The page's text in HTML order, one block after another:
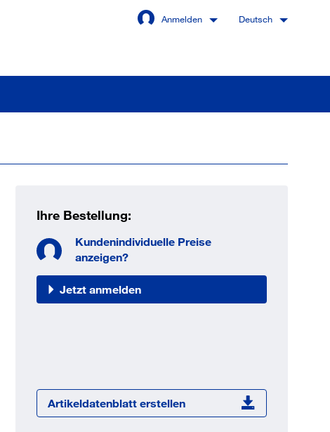
Anmelden
Angemeldet bleiben
Sie sind noch kein Kunde
OCI Schnittstelle zu lhrer
Warenwirtschaft
Deutsch
Ihre Bestellung:
Kundenindividuelle Preise
anzeigen?
Jetzt anmelden
Artikeldatenblatt erstellen